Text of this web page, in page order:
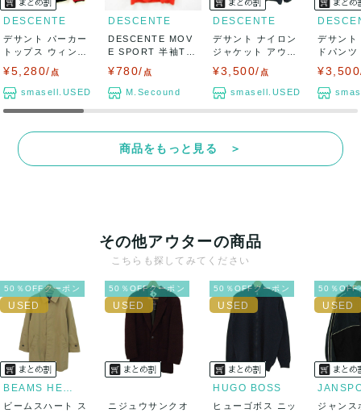
DESCENTE
デサント パーカー
トップス ウィンド
ブレーカー ...
¥5,280/ 点
smasell.USED
DESCENTE
DESCENTE MOV
E SPORT 半袖Tシ
ャ...
¥780/ 点
M.Secound
DESCENTE
デサント ナイロン
ジャケット アウタ
ー 中綿ジャケ...
¥3,500/ 点
smasell.USED
デサント
ドパン
ポーツ
商品をもっと見る ＞
その他アウターの商品
こちらも探してみてください
50％OFFクーポン
BEAMS HEART
ビームスハート ス
50％OFFクーポン
ニジュウサンクオ
50％OFFクーポン
HUGO BOSS
ヒューゴボス ニッ
50％OFF
ジャンス